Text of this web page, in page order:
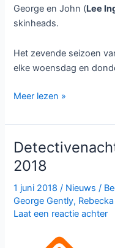
George en John (Lee
skinheads.
Het zevende seizoen
elke woensdag en
George
seizoen
7
bij
NPO2
Meer lezen »
2018
1 juni 2018/ Nieuws /
George Gently,
Laat een reactie achter